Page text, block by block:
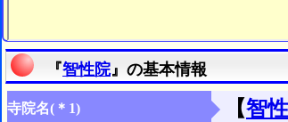
『智性院』の基本情報
寺院名(＊1) 【智